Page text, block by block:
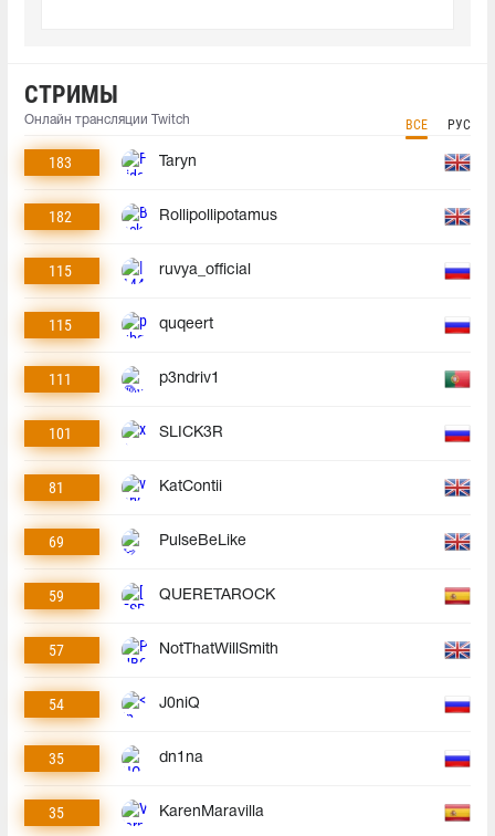
СТРИМЫ
Онлайн трансляции Twitch ВСЕ РУС
183 Taryn
182 Rollipollipotamus
115 ruvya_official
115 quqeert
111 p3ndriv1
101 SLICK3R
81 KatContii
69 PulseBeLike
59 QUERETAROCK
57 NotThatWillSmith
54 J0niQ
35 dn1na
35 KarenMaravilla